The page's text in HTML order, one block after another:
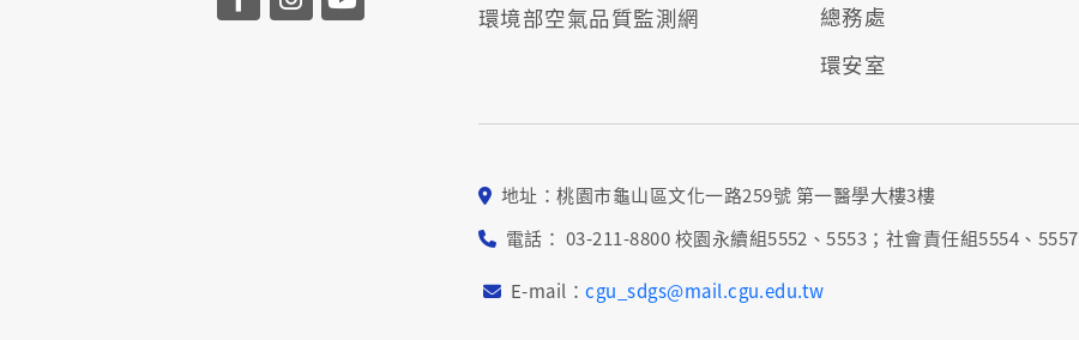
環境部空氣品質監測網
總務處
環安室
地址：桃園市龜山區文化一路259號 第一醫學大樓3樓
電話： 03-211-8800 校園永續組5552、5553；社會責任組5554、5557
E-mail：cgu_sdgs@mail.cgu.edu.tw